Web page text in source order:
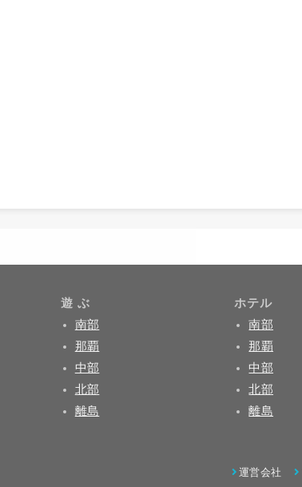
遊 ぶ
南部
那覇
中部
北部
離島
ホテル
南部
那覇
中部
北部
離島
運営会社